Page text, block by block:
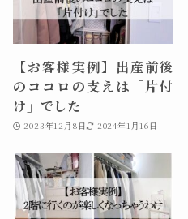
【お客様実例】出産前後
のココロの支えは「片付
け」でした
2023年12月8日 2024年1月16日